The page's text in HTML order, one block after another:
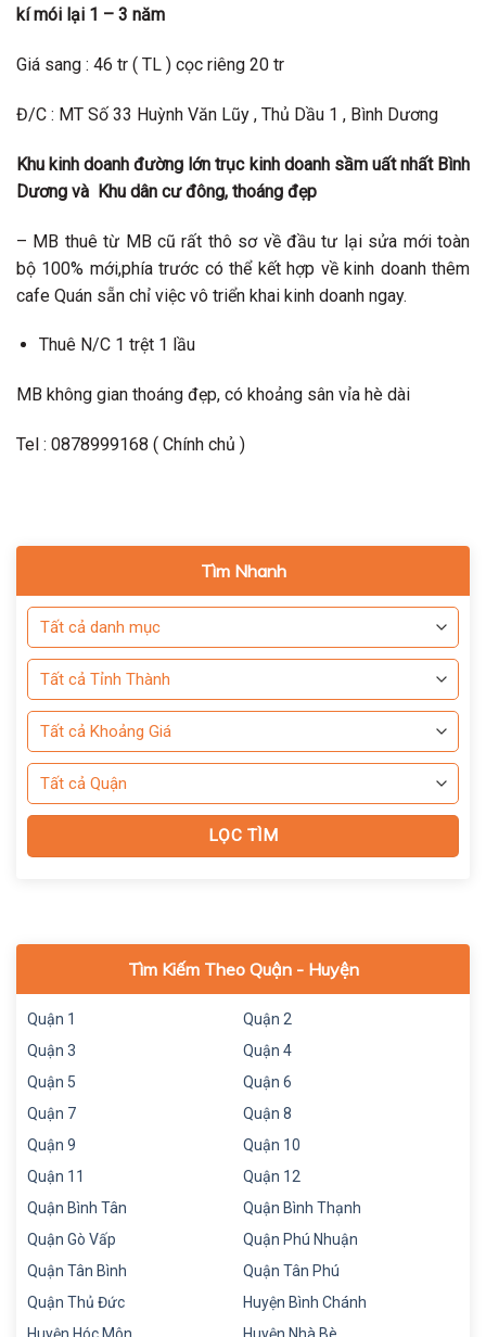
kí mói lại 1 – 3 năm
Giá sang : 46 tr ( TL ) cọc riêng 20 tr
Đ/C : MT Số 33 Huỳnh Văn Lũy , Thủ Dầu 1 , Bình Dương
Khu kinh doanh đường lớn trục kinh doanh sầm uất nhất Bình
Dương và Khu dân cư đông, thoáng đẹp
– MB thuê từ MB cũ rất thô sơ về đầu tư lại sửa mới toàn
bộ 100% mới,phía trước có thể kết hợp về kinh doanh thêm
cafe Quán sẵn chỉ việc vô triển khai kinh doanh ngay.
Thuê N/C 1 trệt 1 lầu
MB không gian thoáng đẹp, có khoảng sân vỉa hè dài
Tel : 0878999168 ( Chính chủ )
Tìm Nhanh
Tìm Kiếm Theo Quận - Huyện
Quận 1
Quận 2
Quận 3
Quận 4
Quận 5
Quận 6
Quận 7
Quận 8
Quận 9
Quận 10
Quận 11
Quận 12
Quận Bình Tân
Quận Bình Thạnh
Quận Gò Vấp
Quận Phú Nhuận
Quận Tân Bình
Quận Tân Phú
Quận Thủ Đức
Huyện Bình Chánh
Huyện Hóc Môn
Huyện Nhà Bè